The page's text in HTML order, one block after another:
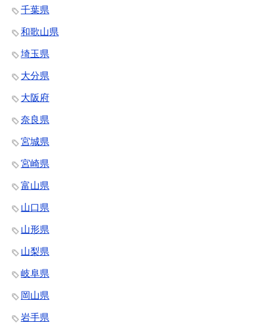
千葉県
和歌山県
埼玉県
大分県
大阪府
奈良県
宮城県
宮崎県
富山県
山口県
山形県
山梨県
岐阜県
岡山県
岩手県